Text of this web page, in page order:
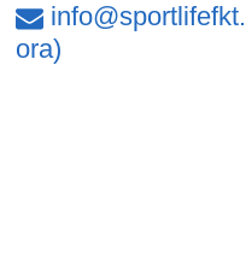
info@sportlifefkt.
ora)